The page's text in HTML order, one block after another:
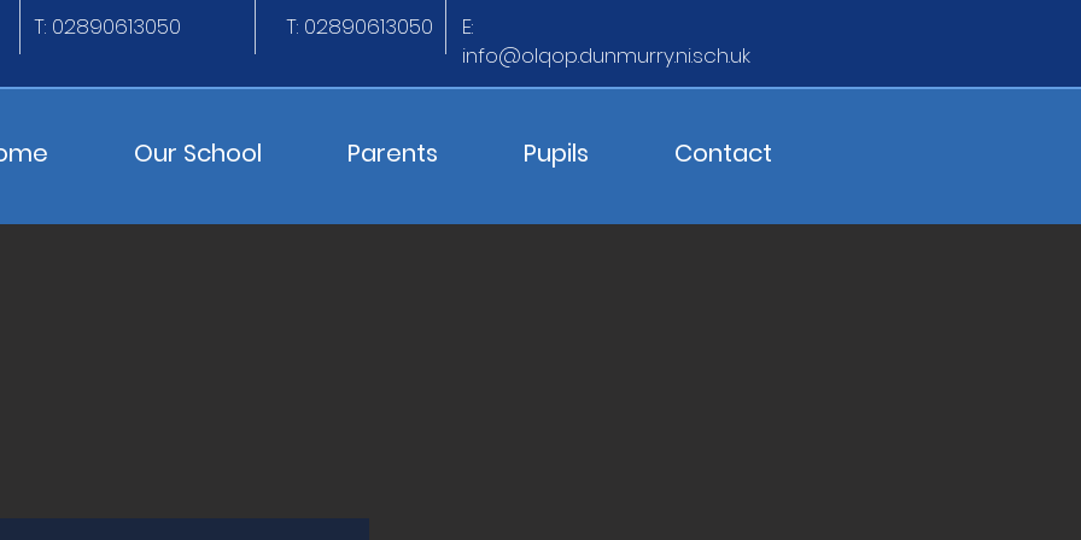
Our School Parents Pupils Contact
T: 02890613050 T: 02890613050
E:
info@olqop.dunmurry.ni.sch.uk